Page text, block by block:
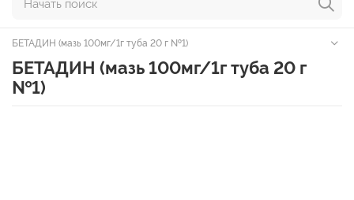
Начать поиск
БЕТАДИН (мазь 100мг/1г туба 20 г №1)
БЕТАДИН (мазь 100мг/1г туба 20 г
№1)